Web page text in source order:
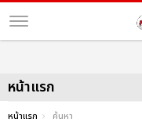
หน้าแรก
หน้าแรก ค้นหา